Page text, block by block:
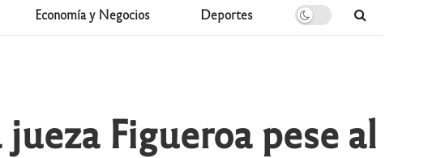
Economía y Negocios Deportes
Figueroa pese al